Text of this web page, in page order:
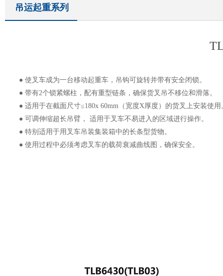
吊运起重系列
● 使叉车成为一台移动起重车，吊钩可旋转并带有安全闭锁。
● 带有2个锁紧螺柱，配有重型链条，确保货叉吊不移位和滑落。
● 适用于在截面尺寸≤180x 60mm（宽度X厚度）的货叉上安装使用
● 可调伸缩超长吊臂， 适用于叉车不易进入的区域进行操作。
● 特别适用于用叉车吊装集装箱中的长条型货物。
● 使用过程中必须考虑叉车的载荷衰减曲线图，确保安全。